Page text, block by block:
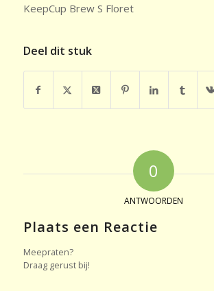
KeepCup Brew S Floret
Deel dit stuk
0
ANTWOORDEN
Plaats een Reactie
Meepraten?
Draag gerust bij!